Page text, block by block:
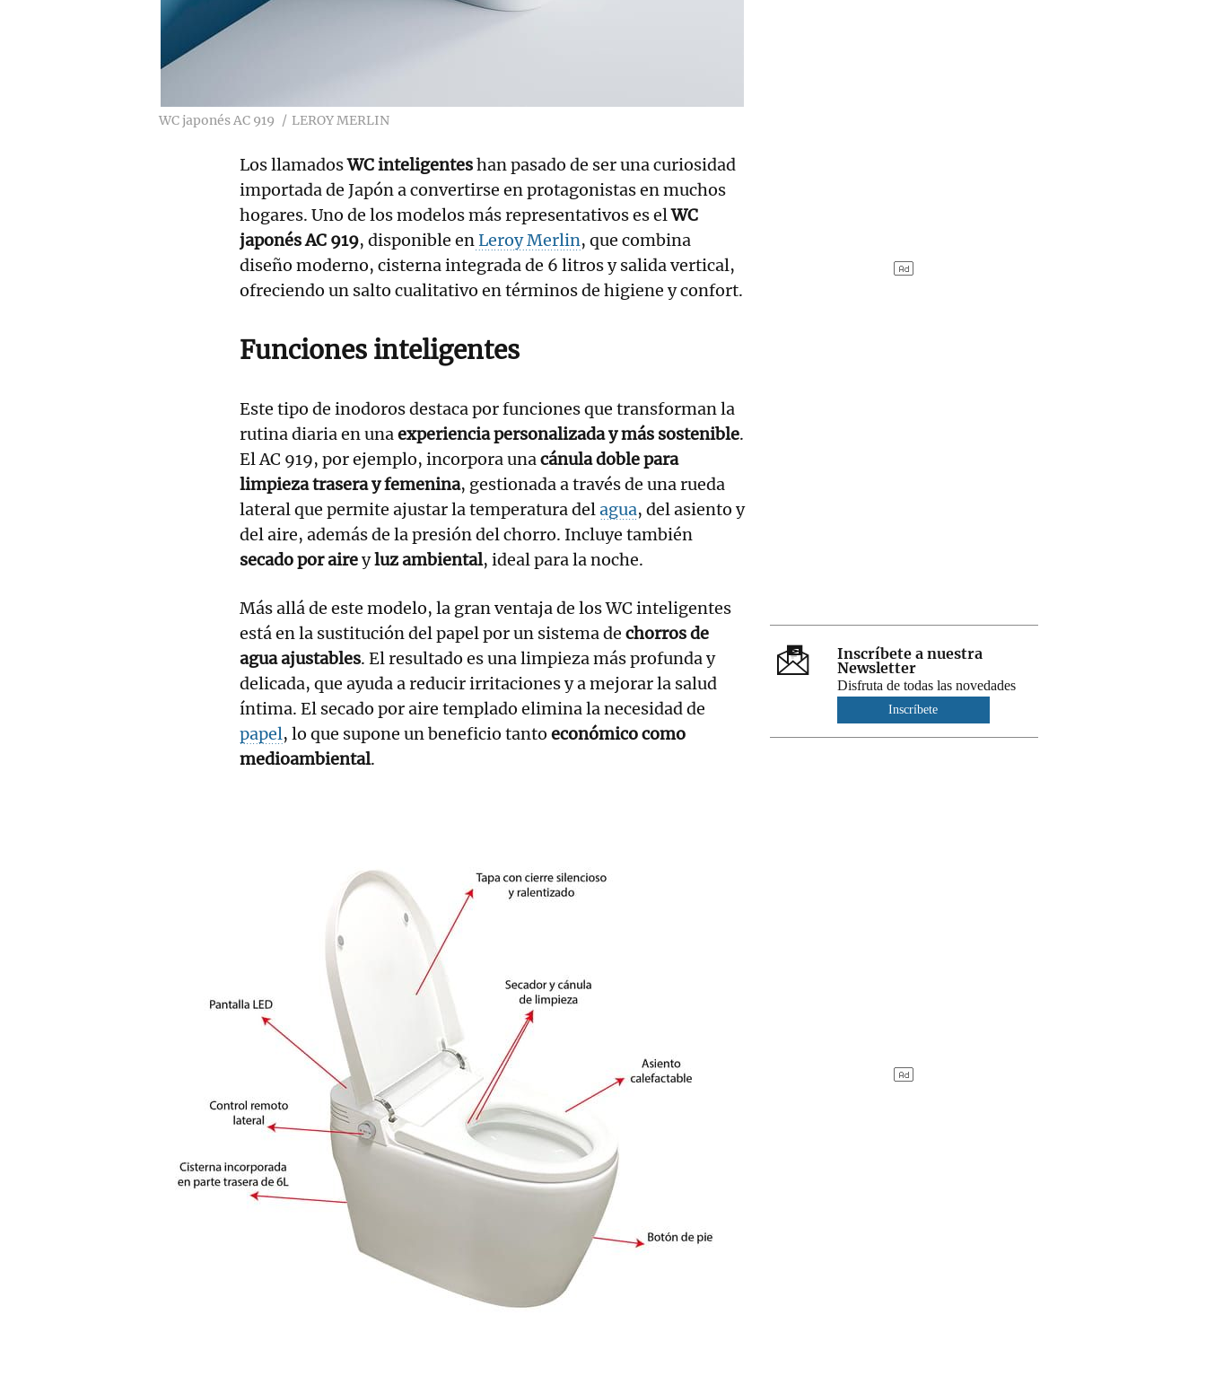
WC japonés AC 919 LEROY MERLIN
Los llamadosWC inteligenteshan pasado de ser una curiosidad
importada de Japón a convertirse en protagonistas en muchos
hogares. Uno de los modelos más representativos es elWC
japonés AC 919, disponible enLeroy Merlin, que combina
diseño moderno, cisterna integrada de 6 litros y salida vertical,
ofreciendo un salto cualitativo en términos de higiene y confort.
Funciones inteligentes
Este tipo de inodoros destaca por funciones que transforman la
rutina diaria en unaexperiencia personalizada y más sostenible.
El AC 919, por ejemplo, incorpora unacánula doble para
limpieza trasera y femenina, gestionada a través de una rueda
lateral que permite ajustar la temperatura delagua, del asiento y
del aire, además de la presión del chorro. Incluye también
secado por aireyluz ambiental, ideal para la noche.
Más allá de este modelo, la gran ventaja de los WC inteligentes
está en la sustitución del papel por un sistema de chorros de
agua ajustables. El resultado es una limpieza más profunda y
delicada, que ayuda a reducir irritaciones y a mejorar la salud
íntima. El secado por aire templado elimina la necesidad de
papel, lo que supone un beneficio tanto económico como
medioambiental.
Inscríbete a nuestra
Newsletter
Disfruta de todas las novedades
Inscríbete